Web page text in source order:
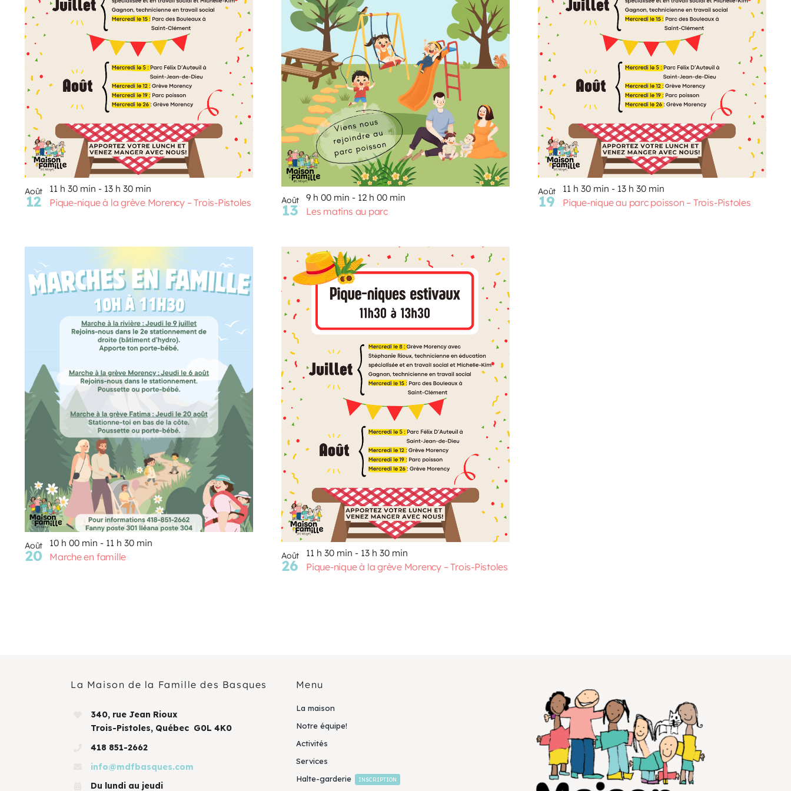
AOÛT
19
11 H 30 Min -13 H 30 Min
Pique-nique au parc poisson – Trois-Pistoles
AOÛT
20
10 H 00 Min 11 H 30 Min
Marche en famille
Voir Le Calendrier
Photo
View
Août
12 Pique-nique à la grève Morency – Trois-Pistoles
11 h 30 min- 13 h 30 min
Août
13 Les matins au parc
9 h 00 min- 12 h 00 min
Août
19 Pique-nique au parc poisson – Trois-Pistoles
11 h 30 min- 13 h 30 min
Août
20 Marche en famille
10 h 00 min- 11 h 30 min
Août
26 Pique-nique à la grève Morency – Trois-Pistoles
11 h 30 min- 13 h 30 min
La Maison de la Famille des Basques
340, rue Jean Rioux
Trois-Pistoles, Québec G0L 4K0
418 851-2662
info@mdfbasques.com
Du lundi au jeudi
Menu
La maison
Notre équipe!
Activités
Services
Halte-garderie
INSCRIPTION